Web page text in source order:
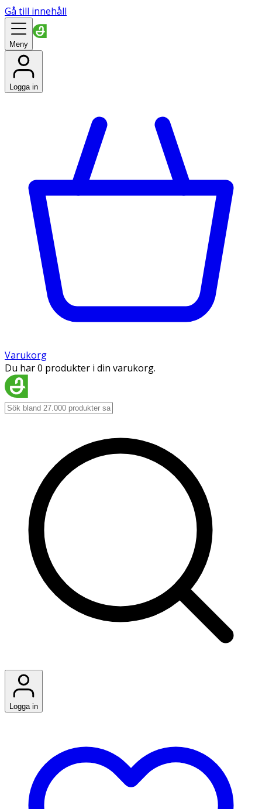
Gå till innehåll
Meny
Logga in
Varukorg
Du har 0 produkter i din varukorg.
Logga in